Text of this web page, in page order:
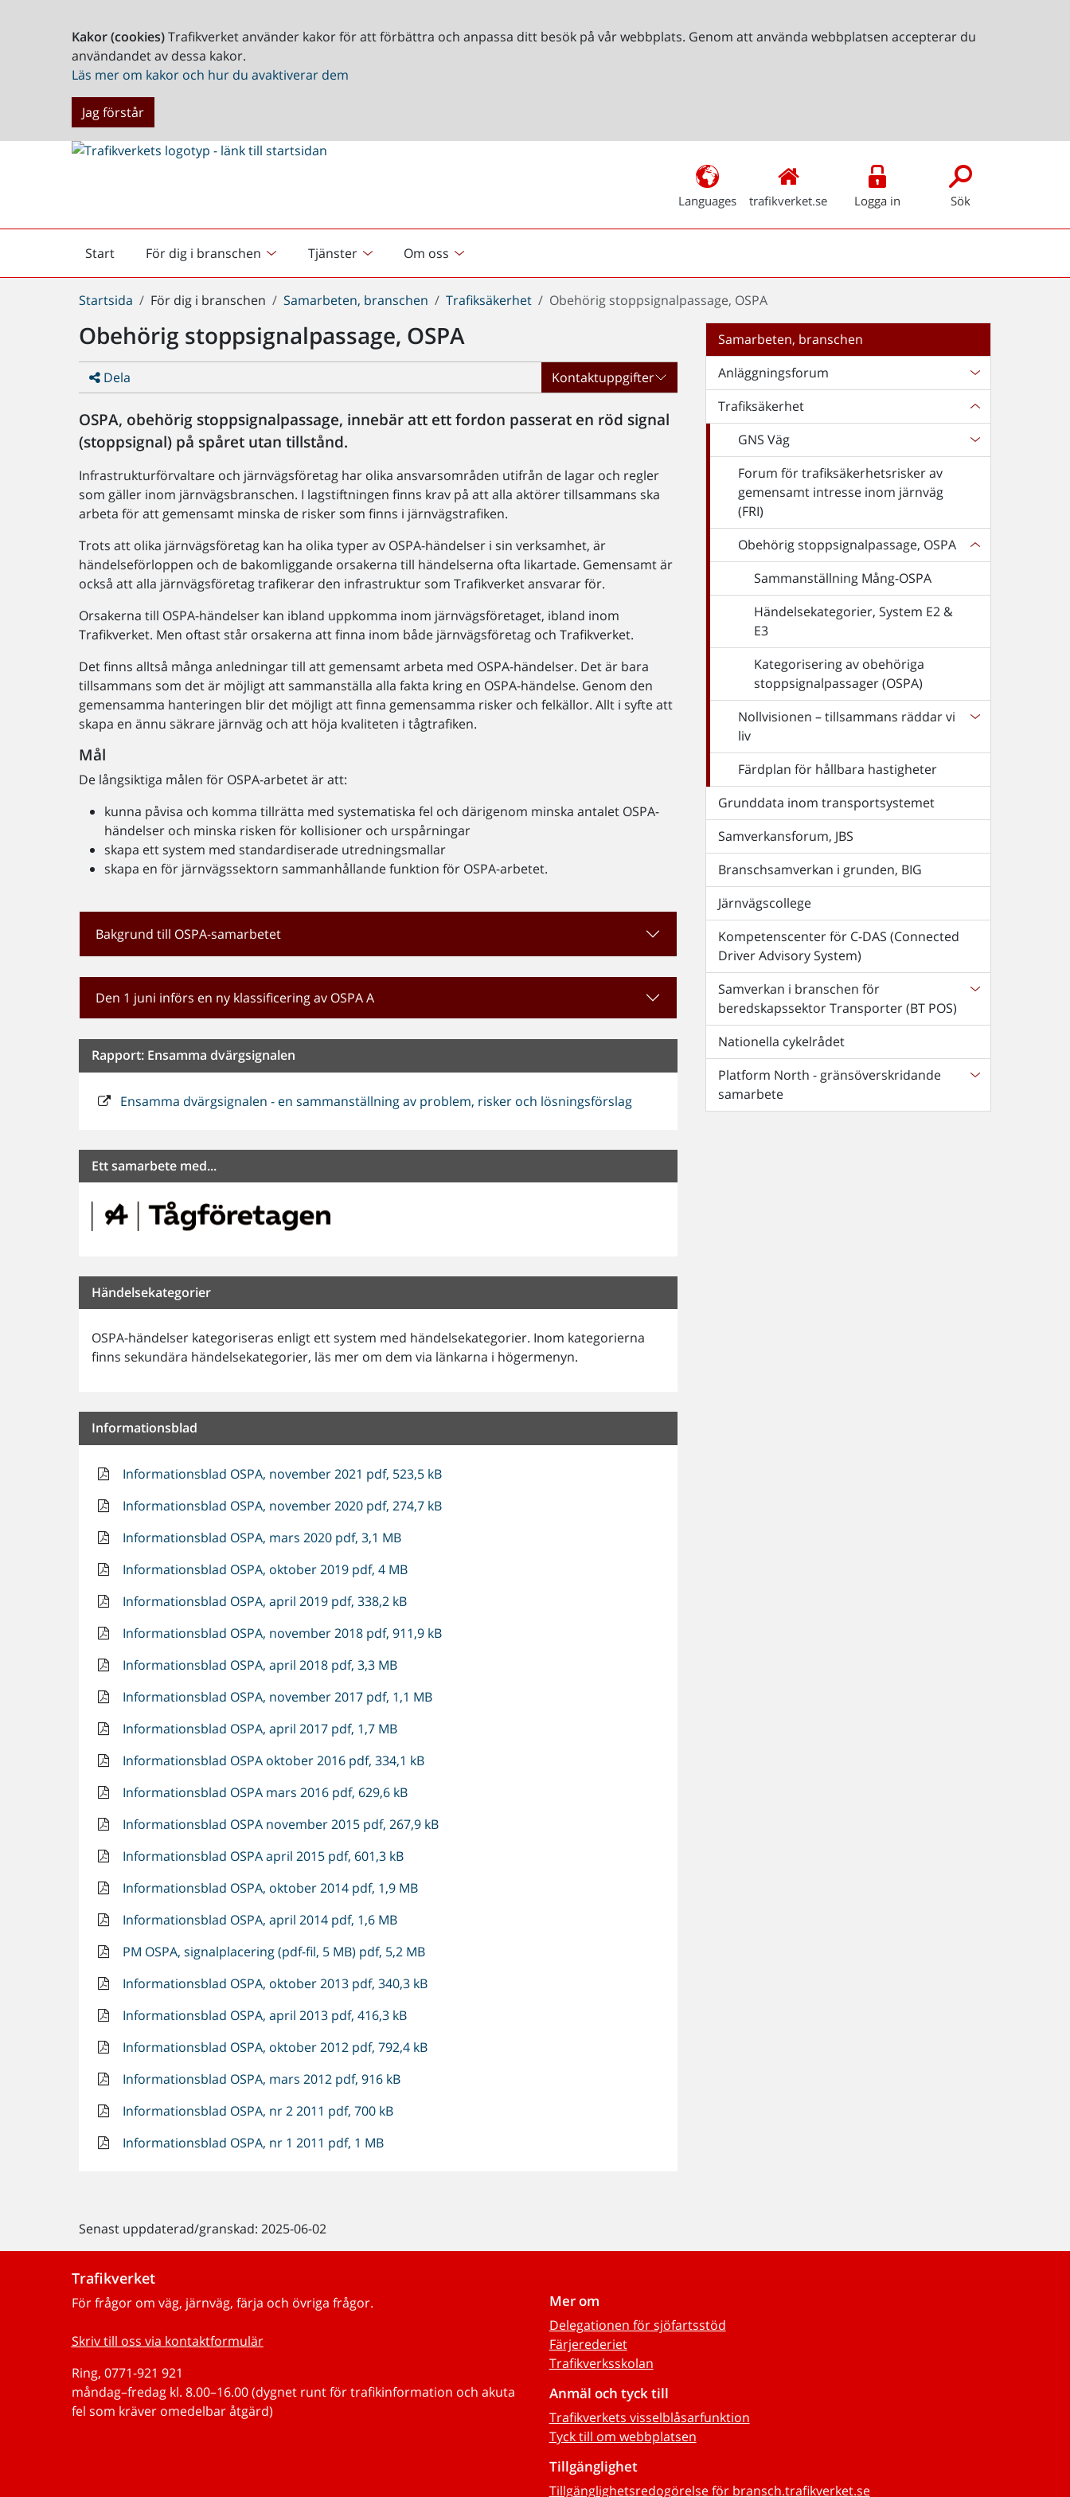
Kakor (cookies)Trafikverket använder kakor för att förbättra och anpassa ditt besök på vår webbplats. Genom att använda webbplatsen accepterar du
användandet av dessa kakor.
Läs mer om kakor och hur du avaktiverar dem
Jag förstår
Languages trafikverket.se Logga in Sök
Start
Startsida För dig i branschen Tjänster Om oss
Du
här:
Startsida För dig i branschen Samarbeten, branschen Trafiksäkerhet Obehörig stoppsignalpassage, OSPA
Obehörig stoppsignalpassage, OSPA
Dela Kontaktuppgifter
OSPA, obehörig stoppsignalpassage, innebär att ett fordon passerat en röd signal
(stoppsignal) på spåret utan tillstånd.
Infrastrukturförvaltare och järnvägsföretag har olika ansvarsområden utifrån de lagar och regler
som gäller inom järnvägsbranschen. I lagstiftningen finns krav på att alla aktörer tillsammans ska
arbeta för att gemensamt minska de risker som finns i järnvägstrafiken.
Trots att olika järnvägsföretag kan ha olika typer av OSPA-händelser i sin verksamhet, är
händelseförloppen och de bakomliggande orsakerna till händelserna ofta likartade. Gemensamt är
också att alla järnvägsföretag trafikerar den infrastruktur som Trafikverket ansvarar för.
Orsakerna till OSPA-händelser kan ibland uppkomma inom järnvägsföretaget, ibland inom
Trafikverket. Men oftast står orsakerna att finna inom både järnvägsföretag och Trafikverket.
Det finns alltså många anledningar till att gemensamt arbeta med OSPA-händelser. Det är bara
tillsammans som det är möjligt att sammanställa alla fakta kring en OSPA-händelse. Genom den
gemensamma hanteringen blir det möjligt att finna gemensamma risker och felkällor. Allt i syfte att
skapa en ännu säkrare järnväg och att höja kvaliteten i tågtrafiken.
Mål
De långsiktiga målen för OSPA-arbetet är att:
kunna påvisa och komma tillrätta med systematiska fel och därigenom minska antalet OSPA-
händelser och minska risken för kollisioner och urspårningar
skapa ett system med standardiserade utredningsmallar
skapa en för järnvägssektorn sammanhållande funktion för OSPA-arbetet.
Bakgrund till OSPA-samarbetet
Den 1 juni införs en ny klassificering av OSPA A
Rapport: Ensamma dvärgsignalen
Ensamma dvärgsignalen - en sammanställning av problem, risker och lösningsförslag
Ett samarbete med...
Händelsekategorier
OSPA-händelser kategoriseras enligt ett system med händelsekategorier. Inom kategorierna
finns sekundära händelsekategorier, läs mer om dem via länkarna i högermenyn.
Informationsblad
Informationsblad OSPA, november 2021 pdf, 523,5 kB
Informationsblad OSPA, november 2020 pdf, 274,7 kB
Informationsblad OSPA, mars 2020 pdf, 3,1 MB
Informationsblad OSPA, oktober 2019 pdf, 4 MB
Informationsblad OSPA, april 2019 pdf, 338,2 kB
Informationsblad OSPA, november 2018 pdf, 911,9 kB
Informationsblad OSPA, april 2018 pdf, 3,3 MB
Informationsblad OSPA, november 2017 pdf, 1,1 MB
Informationsblad OSPA, april 2017 pdf, 1,7 MB
Informationsblad OSPA oktober 2016 pdf, 334,1 kB
Informationsblad OSPA mars 2016 pdf, 629,6 kB
Informationsblad OSPA november 2015 pdf, 267,9 kB
Informationsblad OSPA april 2015 pdf, 601,3 kB
Informationsblad OSPA, oktober 2014 pdf, 1,9 MB
Informationsblad OSPA, april 2014 pdf, 1,6 MB
PM OSPA, signalplacering (pdf-fil, 5 MB) pdf, 5,2 MB
Informationsblad OSPA, oktober 2013 pdf, 340,3 kB
Informationsblad OSPA, april 2013 pdf, 416,3 kB
Informationsblad OSPA, oktober 2012 pdf, 792,4 kB
Informationsblad OSPA, mars 2012 pdf, 916 kB
Informationsblad OSPA, nr 2 2011 pdf, 700 kB
Informationsblad OSPA, nr 1 2011 pdf, 1 MB
Senast uppdaterad/granskad: 2025-06-02
Samarbeten, branschen
Anläggningsforum
Trafiksäkerhet
GNS Väg
Forum för trafiksäkerhetsrisker av
gemensamt intresse inom järnväg
(FRI)
Obehörig stoppsignalpassage, OSPA
Sammanställning Mång-OSPA
Händelsekategorier, System E2 &
E3
Kategorisering av obehöriga
stoppsignalpassager (OSPA)
Nollvisionen – tillsammans räddar vi
liv
Färdplan för hållbara hastigheter
Grunddata inom transportsystemet
Samverkansforum, JBS
Branschsamverkan i grunden, BIG
Järnvägscollege
Kompetenscenter för C-DAS (Connected
Driver Advisory System)
Samverkan i branschen för
beredskapssektor Transporter (BT POS)
Nationella cykelrådet
Platform North - gränsöverskridande
samarbete
Trafikverket
För frågor om väg, järnväg, färja och övriga frågor.
Skriv till oss via kontaktformulär
Ring, 0771-921 921
måndag–fredag kl. 8.00–16.00 (dygnet runt för trafikinformation och akuta
fel som kräver omedelbar åtgärd)
Mer om
Delegationen för sjöfartsstöd
Färjerederiet
Trafikverksskolan
Anmäl och tyck till
Trafikverkets visselblåsarfunktion
Tyck till om webbplatsen
Tillgänglighet
Tillgänglighetsredogörelse för bransch.trafikverket.se